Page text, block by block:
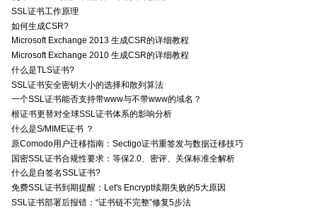
SSL证书工作原理
如何生成CSR?
Microsoft Exchange 2013 生成CSR的详细教程
Microsoft Exchange 2010 生成CSR的详细教程
什么是TLS证书?
SSL证书安全密钥大小的选择和散列算法
一个SSL证书能否支持带www与不带www的域名？
根证书更替对全球SSL证书体系的影响分析
什么是S/MIME证书 ？
原Comodo用户迁移指南：Sectigo证书重签发与数据迁移技巧
国密SSL证书合规性要求：等保2.0、密评、关保标准全解析
什么是自签名SSL证书?
免费SSL证书到期提醒：Let's Encrypt续期失败的5大原因
SSL证书部署后报错：“证书链不完整”修复5步法